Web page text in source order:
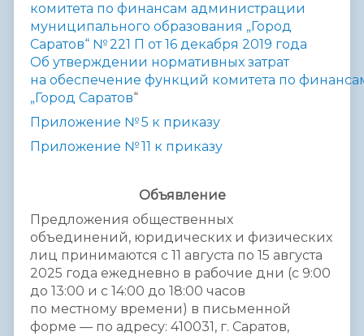
комитета по финансам администрации
муниципального образования „Город
Саратов“ № 221 П от16 декабря 2019 года
Об утверждении нормативных затрат
на обеспечение функций комитета по
„Город Саратов“
Приложение № 5 к приказу
Приложение № 11 к приказу
Объявление
Предложения общественных
объединений, юридических и физических
лиц принимаются с 11 августа по 15 августа
2025 года ежедневно в рабочие дни (с 9:00
до 13:00 и с 14:00 до 18:00 часов
по местному времени) в письменной
форме — по адресу: 410031, г. Саратов,